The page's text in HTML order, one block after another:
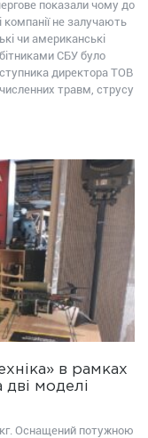
показали чому до
компанії не залучають
чи американські
СБУ було
директора ТОВ
травм, струсу
в рамках
моделі
Оснащений потужною